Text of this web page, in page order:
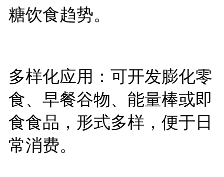
糖饮食趋势。
多样化应用：可开发膨化零
食、早餐谷物、能量棒或即
食食品，形式多样，便于日
常消费。